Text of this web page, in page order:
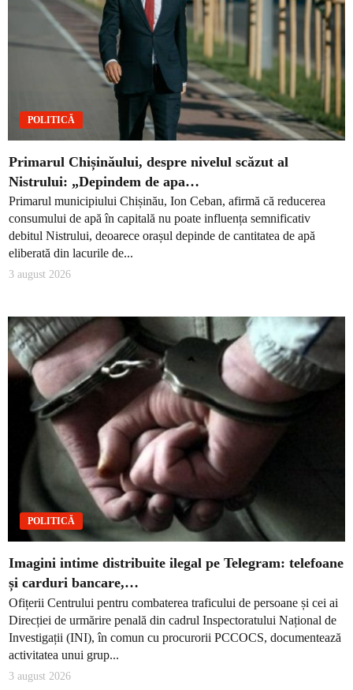
POLITICĂ
Primarul Chișinăului, despre nivelul scăzut al
Nistrului: „Depindem de apa…
Primarul municipiului Chișinău, Ion Ceban, afirmă că reducerea
consumului de apă în capitală nu poate influența semnificativ
debitul Nistrului, deoarece orașul depinde de cantitatea de apă
eliberată din lacurile de...
3 august 2026
POLITICĂ
Imagini intime distribuite ilegal pe Telegram: telefoane
și carduri bancare,…
Ofițerii Centrului pentru combaterea traficului de persoane și cei ai
Direcției de urmărire penală din cadrul Inspectoratului Național de
Investigații (INI), în comun cu procurorii PCCOCS, documentează
activitatea unui grup...
3 august 2026